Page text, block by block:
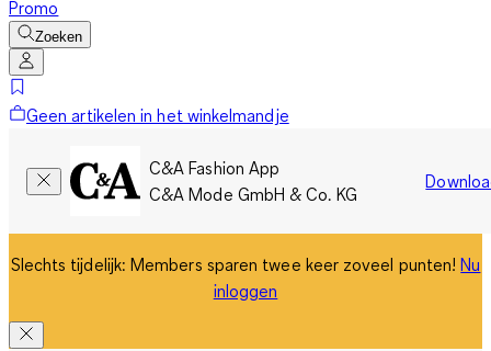
Promo
Zoeken
Geen artikelen in het winkelmandje
C&A Fashion App
C&A Mode GmbH & Co. KG
Slechts tijdelijk: Members sparen twee keer zoveel punten!Nu
inloggen